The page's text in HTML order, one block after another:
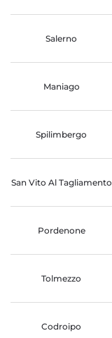
Salerno
Maniago
Spilimbergo
San Vito Al Tagliamento
Pordenone
Tolmezzo
Codroipo